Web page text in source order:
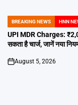
POSTED
IN
BREAKING NEWS HNN
UPI MDR Charges:
सकता है चार्ज, जानें नया
on
August 5, 2026